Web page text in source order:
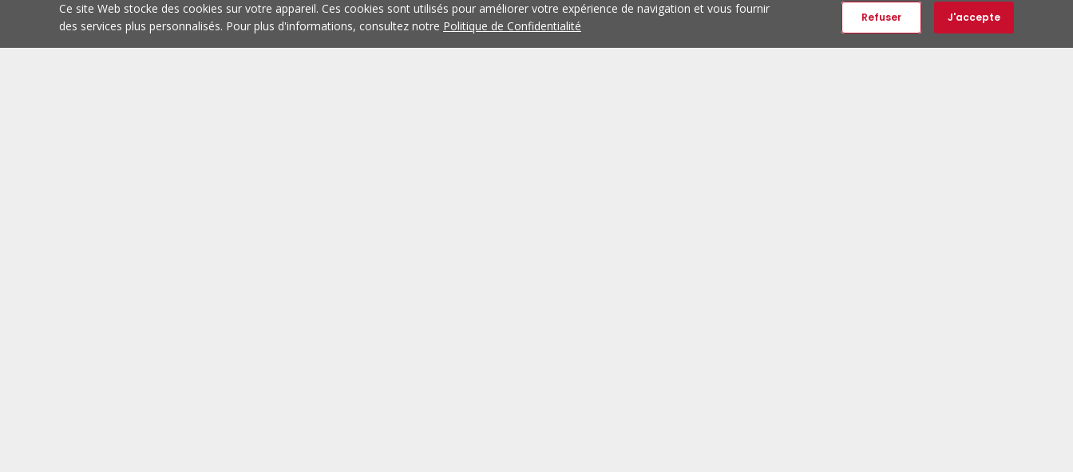
Ce site Web stocke des cookies sur votre appareil. Ces cookies sont utilisés pour améliorer votre expérience de navigation et vous fournir
des services plus personnalisés. Pour plus d'informations, consultez notre Politique de Confidentialité
Refuser J'accepte